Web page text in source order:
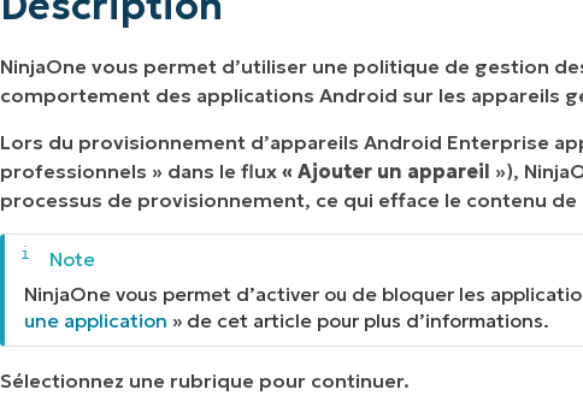
NinjaOne vous permet d’utiliser une politique de gestion
comportement des applications Android sur les appareils
Lors du provisionnement d’appareils Android Enterprise
professionnels » dans le flux « Ajouter un appareil »),
processus de provisionnement, ce qui efface le contenu
NinjaOne vous permet d’activer ou de bloquer les
une application » de cet article pour plus d’informations.
Sélectionnez une rubrique pour continuer.